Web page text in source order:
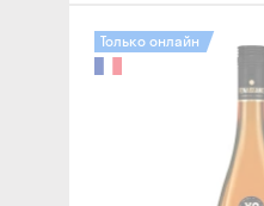
Только онлайн